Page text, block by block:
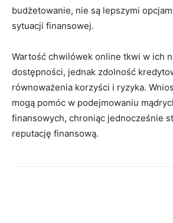
budżetowanie, nie są lepszymi
sytuacji finansowej.
Wartość chwilówek online tkwi w ich
dostępności, jednak zdolność
równoważenia korzyści i ryzyka.
mogą pomóc w podejmowaniu
finansowych, chroniąc jednocześnie
reputację finansową.